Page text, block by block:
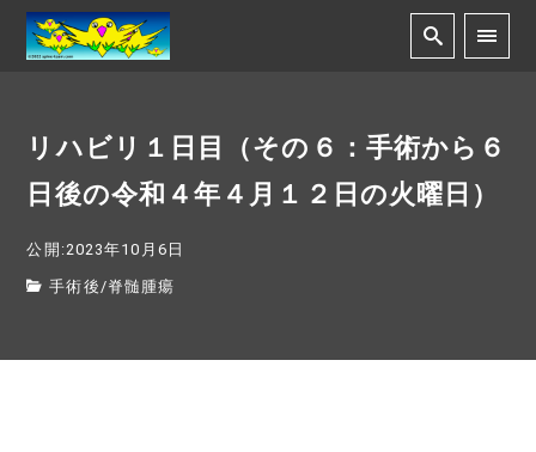
リハビリ１日目（その６：手術から６
日後の令和４年４月１２日の火曜日）
公開:2023年10月6日
手術後 /脊髄腫瘍